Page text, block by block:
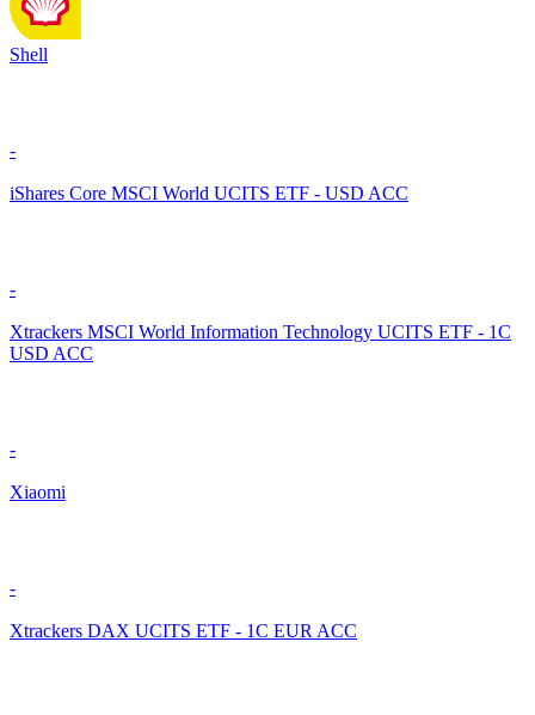
Shell
-
iShares Core MSCI World UCITS ETF - USD ACC
-
Xtrackers MSCI World Information Technology UCITS ETF - 1C
USD ACC
-
Xiaomi
-
Xtrackers DAX UCITS ETF - 1C EUR ACC